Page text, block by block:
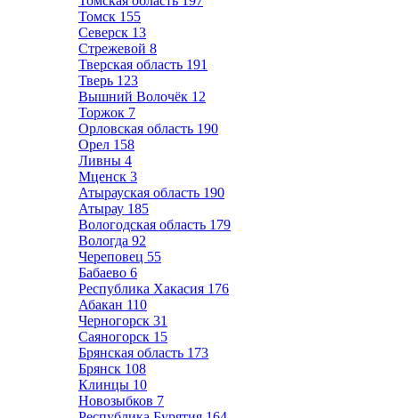
Томск 155
Северск 13
Стрежевой 8
Тверская область 191
Тверь 123
Вышний Волочёк 12
Торжок 7
Орловская область 190
Орел 158
Ливны 4
Мценск 3
Атырауская область 190
Атырау 185
Вологодская область 179
Вологда 92
Череповец 55
Бабаево 6
Республика Хакасия 176
Абакан 110
Черногорск 31
Саяногорск 15
Брянская область 173
Брянск 108
Клинцы 10
Новозыбков 7